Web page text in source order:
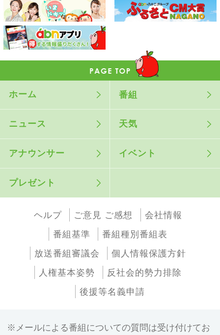
ホーム 番組
ニュース 天気
アナウンサー イベント
プレゼント
ヘルプ ご意見 ご感想
会社情報
番組基準
番組種別番組表
放送番組審議会
個人情報保護方針
人権基本姿勢
反社会的勢力排除
後援等名義申請
メールによる番組についての質問は受け付けてお